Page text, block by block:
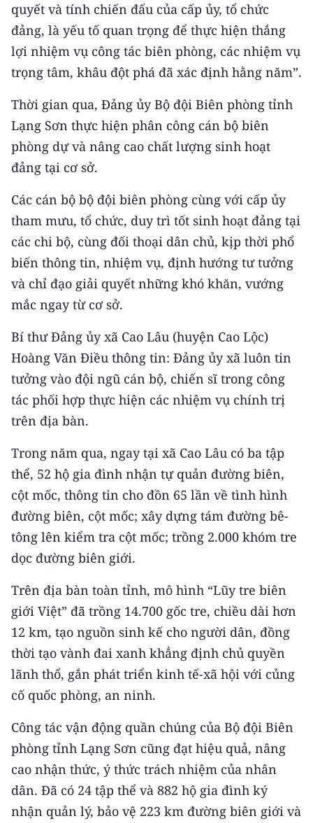
quyết và tính chiến đấu của cấp ủy, tổ chức
đảng, là yếu tố quan trọng để thực hiện thắng
lợi nhiệm vụ công tác biên phòng, các nhiệm vụ
trọng tâm, khâu đột phá đã xác định hằng năm”.
Thời gian qua, Đảng ủy Bộ đội Biên phòng tỉnh
Lạng Sơn thực hiện phân công cán bộ biên
phòng dự và nâng cao chất lượng sinh hoạt
đảng tại cơ sở.
Các cán bộ bộ đội biên phòng cùng với cấp ủy
tham mưu, tổ chức, duy trì tốt sinh hoạt đảng tại
các chi bộ, cùng đối thoại dân chủ, kịp thời phổ
biến thông tin, nhiệm vụ, định hướng tư tưởng
và chỉ đạo giải quyết những khó khăn, vướng
mắc ngay từ cơ sở.
Bí thư Đảng ủy xã Cao Lâu (huyện Cao Lộc)
Hoàng Văn Điều thông tin: Đảng ủy xã luôn tin
tưởng vào đội ngũ cán bộ, chiến sĩ trong công
tác phối hợp thực hiện các nhiệm vụ chính trị
trên địa bàn.
Trong năm qua, ngay tại xã Cao Lâu có ba tập
thể, 52 hộ gia đình nhận tự quản đường biên,
cột mốc, thông tin cho đồn 65 lần về tình hình
đường biên, cột mốc; xây dựng tám đường bê-
tông lên kiểm tra cột mốc; trồng 2.000 khóm tre
dọc đường biên giới.
Trên địa bàn toàn tỉnh, mô hình “Lũy tre biên
giới Việt” đã trồng 14.700 gốc tre, chiều dài hơn
12 km, tạo nguồn sinh kế cho người dân, đồng
thời tạo vành đai xanh khẳng định chủ quyền
lãnh thổ, gắn phát triển kinh tế-xã hội với củng
cố quốc phòng, an ninh.
Công tác vận động quần chúng của Bộ đội Biên
phòng tỉnh Lạng Sơn cũng đạt hiệu quả, nâng
cao nhận thức, ý thức trách nhiệm của nhân
dân. Đã có 24 tập thể và 882 hộ gia đình ký
nhận quản lý, bảo vệ 223 km đường biên giới và